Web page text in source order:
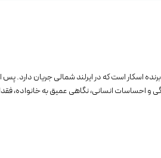
اسکار است که در ایرلند شمالی جریان دارد.
و احساسات انسانی، نگاهی عمیق به خانواده،